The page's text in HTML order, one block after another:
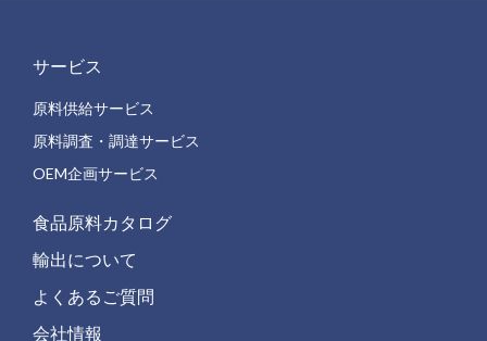
サービス
原料供給サービス
原料調査・調達サービス
OEM企画サービス
食品原料カタログ
輸出について
よくあるご質問
会社情報